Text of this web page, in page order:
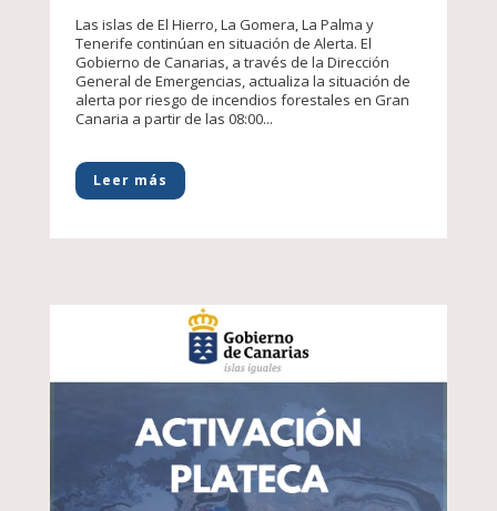
Las islas de El Hierro, La Gomera, La Palma y
Tenerife continúan en situación de Alerta. El
Gobierno de Canarias, a través de la Dirección
General de Emergencias, actualiza la situación de
alerta por riesgo de incendios forestales en Gran
Canaria a partir de las 08:00...
Leer más